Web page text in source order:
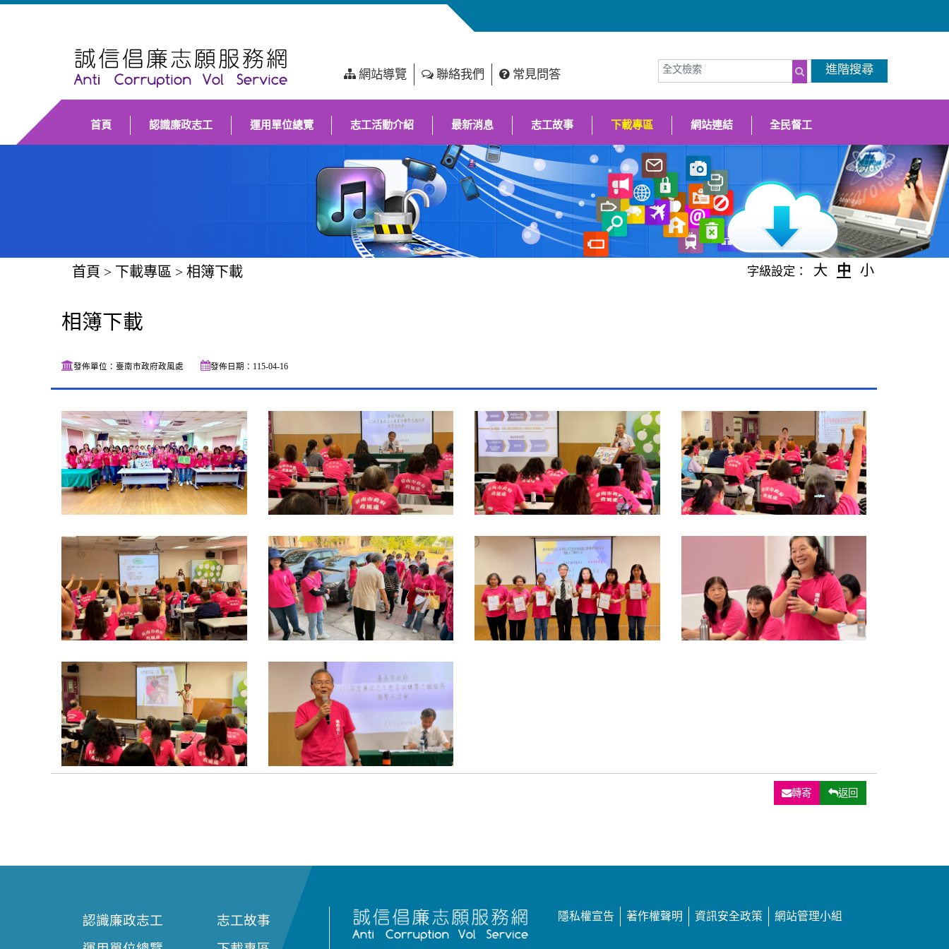
網站導覽 聯絡我們 常見問答 全文檢索 搜尋 進階搜尋（另開新視窗
首頁 認識廉政志工 運用單位總覽 志工活動介紹 最新消息 志工故事 下載專區 網站連結 全民督工
首頁 > 下載專區 > 相簿下載 字級設定： 大 中 小
相簿下載
發佈單位：臺南市政府政風處 發佈日期：115-04-16
轉寄 返回
認識廉政志工
志工故事
隱私權宣告 著作權聲明 資訊安全政策 網站管理小組